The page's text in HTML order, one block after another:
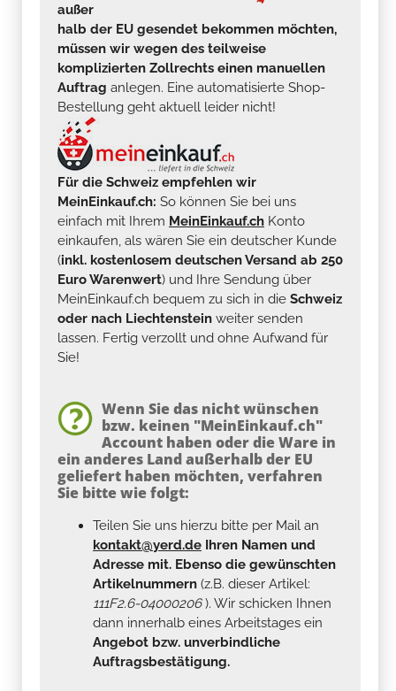
außer
halb der EU gesendet bekommen möchten,
müssen wir wegen des teilweise
komplizierten Zollrechts einen manuellen
Auftrag anlegen. Eine automatisierte Shop-
Bestellung geht aktuell leider nicht!
Für die Schweiz empfehlen wir
MeinEinkauf.ch: So können Sie bei uns
einfach mit Ihrem MeinEinkauf.ch Konto
einkaufen, als wären Sie ein deutscher Kunde
(inkl. kostenlosem deutschen Versand ab 250
Euro Warenwert) und Ihre Sendung über
MeinEinkauf.ch bequem zu sich in die Schweiz
oder nach Liechtenstein weiter senden
lassen. Fertig verzollt und ohne Aufwand für
Sie!
Wenn Sie das nicht wünschen
bzw. keinen "MeinEinkauf.ch"
Account haben oder die Ware in
ein anderes Land außerhalb der EU
geliefert haben möchten, verfahren
Sie bitte wie folgt:
Teilen Sie uns hierzu bitte per Mail an
kontakt@yerd.de Ihren Namen und
Adresse mit. Ebenso die gewünschten
Artikelnummern (z.B. dieser Artikel:
111F2.6-04000206). Wir schicken Ihnen
dann innerhalb eines Arbeitstages ein
Angebot bzw. unverbindliche
Auftragsbestätigung.